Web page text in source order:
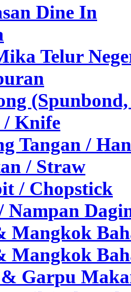
Dine In
Telur
/ Knife
Tangan /
/ Straw
/ Chopstick
Nampan
Mangkok
Mangkok
& Garpu